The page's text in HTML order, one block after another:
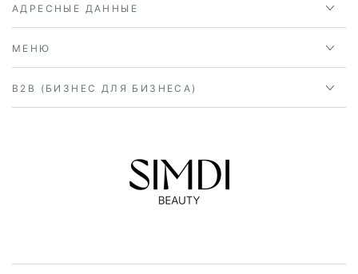
АДРЕСНЫЕ ДАННЫЕ
МЕНЮ
B2B (БИЗНЕС ДЛЯ БИЗНЕСА)